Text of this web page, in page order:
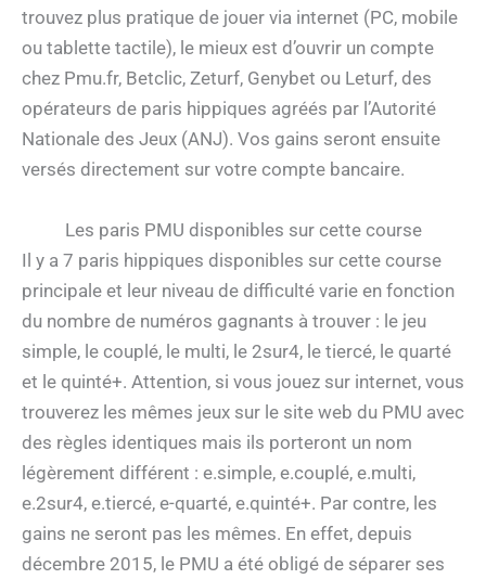
trouvez plus pratique de jouer via internet (PC, mobile
ou tablette tactile), le mieux est d’ouvrir un compte
chez Pmu.fr, Betclic, Zeturf, Genybet ou Leturf, des
opérateurs de paris hippiques agréés par l’Autorité
Nationale des Jeux (ANJ). Vos gains seront ensuite
versés directement sur votre compte bancaire.
Les paris PMU disponibles sur cette course
Il y a 7 paris hippiques disponibles sur cette course
principale et leur niveau de difficulté varie en fonction
du nombre de numéros gagnants à trouver : le jeu
simple, le couplé, le multi, le 2sur4, le tiercé, le quarté
et le quinté+. Attention, si vous jouez sur internet, vous
trouverez les mêmes jeux sur le site web du PMU avec
des règles identiques mais ils porteront un nom
légèrement différent : e.simple, e.couplé, e.multi,
e.2sur4, e.tiercé, e-quarté, e.quinté+. Par contre, les
gains ne seront pas les mêmes. En effet, depuis
décembre 2015, le PMU a été obligé de séparer ses